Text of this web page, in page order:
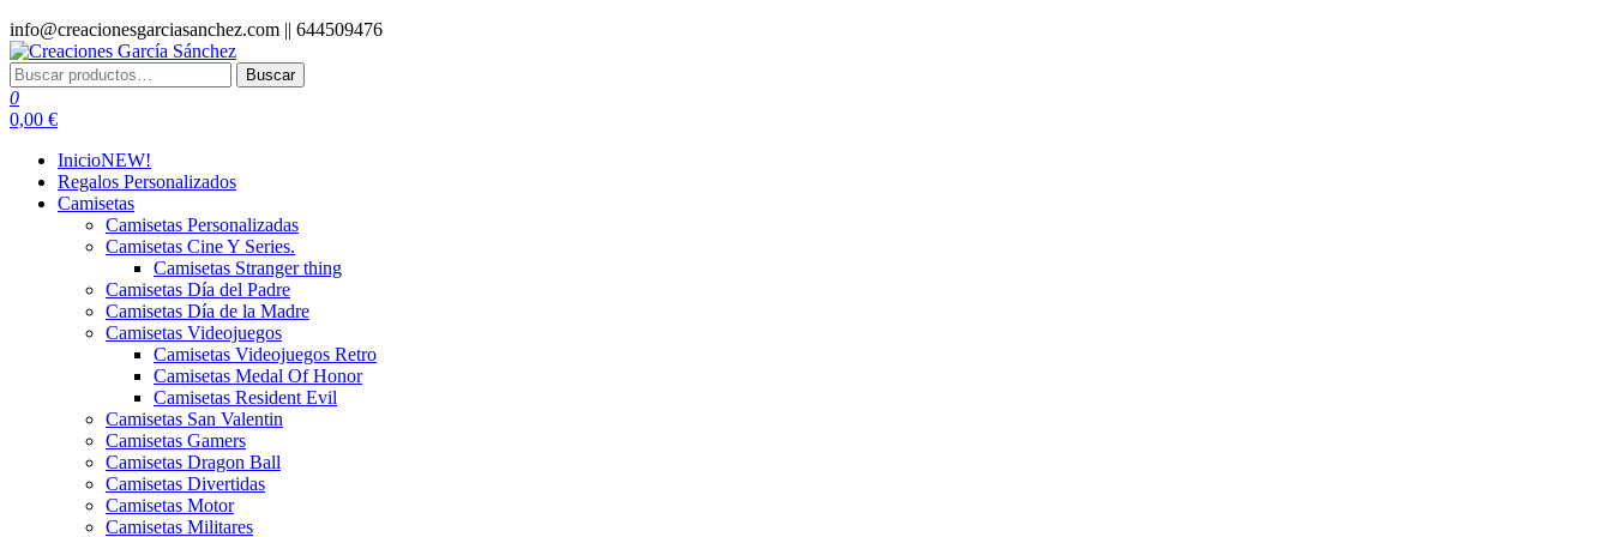
Saltar
al
contenido
info@creacionesgarciasanchez.com || 644509476
Creaciones García Sánchez
regalos personalizados
Buscar
por:
Buscar
0
0,00 €
InicioNEW!
Regalos Personalizados
Camisetas
Camisetas Personalizadas
Camisetas Cine Y Series.
Camisetas Stranger thing
Camisetas Día del Padre
Camisetas Día de la Madre
Camisetas Videojuegos
Camisetas Videojuegos Retro
Camisetas Medal Of Honor
Camisetas Resident Evil
Camisetas San Valentin
Camisetas Gamers
Camisetas Dragon Ball
Camisetas Divertidas
Camisetas Motor
Camisetas Militares